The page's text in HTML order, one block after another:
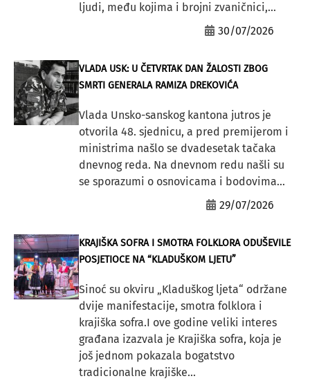
ljudi, među kojima i brojni zvaničnici,...
30/07/2026
VLADA USK: U ČETVRTAK DAN ŽALOSTI ZBOG
SMRTI GENERALA RAMIZA DREKOVIĆA
Vlada Unsko-sanskog kantona jutros je
otvorila 48. sjednicu, a pred premijerom i
ministrima našlo se dvadesetak tačaka
dnevnog reda. Na dnevnom redu našli su
se sporazumi o osnovicama i bodovima...
29/07/2026
KRAJIŠKA SOFRA I SMOTRA FOLKLORA ODUŠEVILE
POSJETIOCE NA “KLADUŠKOM LJETU”
Sinoć su okviru „Kladuškog ljeta“ održane
dvije manifestacije, smotra folklora i
krajiška sofra.I ove godine veliki interes
građana izazvala je Krajiška sofra, koja je
još jednom pokazala bogatstvo
tradicionalne krajiške...